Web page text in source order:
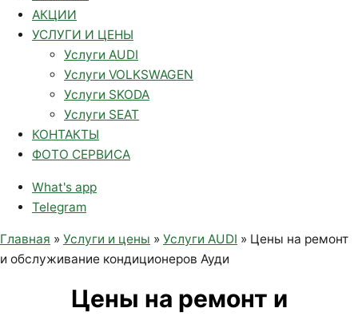
АКЦИИ
УСЛУГИ И ЦЕНЫ
Услуги AUDI
Услуги VOLKSWAGEN
Услуги SKODA
Услуги SEAT
КОНТАКТЫ
ФОТО СЕРВИСА
What's app
Telegram
Главная » Услуги и цены » Услуги AUDI » Цены на ремонт
и обслуживание кондиционеров Ауди
Цены на ремонт и